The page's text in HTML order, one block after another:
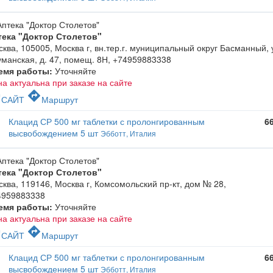
"Доктор Столетов"
105005, Москва г, вн.тер.г. муниципальный округ Басманный,
д. 47, помещ. 8Н, +74959883338
работы: Уточняйте
актуальна при заказе на сайте
САЙТ directionsМаршрут
Клацид СР 500 мг таблетки с пролонгированным
высвобождением 5 штЭбботт, Италия
"Доктор Столетов"
119146, Москва г, Комсомольский пр-кт, дом № 28,
работы: Уточняйте
актуальна при заказе на сайте
САЙТ directionsМаршрут
Клацид СР 500 мг таблетки с пролонгированным
высвобождением 5 штЭбботт, Италия